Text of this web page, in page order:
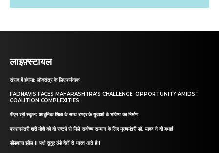
लाइफ़्स्टायल
संसद में हंगामा: लोकतंत्र के लिए शर्मनाक
FADNAVIS FACES MAHARASHTRA’S CHALLENGE: OPPORTUNITY AMIDST
COALITION COMPLEXITIES
पीएम श्री स्कूल: आधुनिक शिक्षा के साथ राष्ट्र के युवाओं के भविष्य का निर्माण
प्रधानमंत्री श्री मोदी को दो राष्ट्रों से मिले सर्वोच्च सम्मान के लिए मुख्यमंत्री डॉ. यादव ने दी बधाई
डीडवाना झील II पक्षी सुदूर ठंडे देशों से भारत आते हैII